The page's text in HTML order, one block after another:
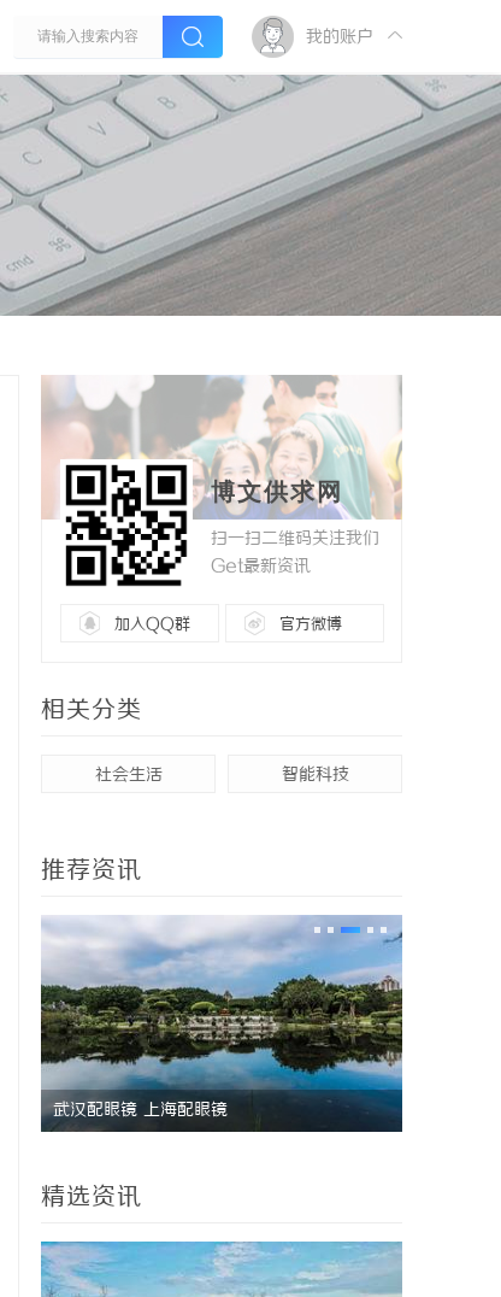
我的账户
博文供求网
扫一扫二维码关注我们
Get最新资讯
加入QQ群 官方微博
相关分类
社会生活 智能科技
推荐资讯
深度解析国信招投标公共服务平台的功能与优
精选资讯